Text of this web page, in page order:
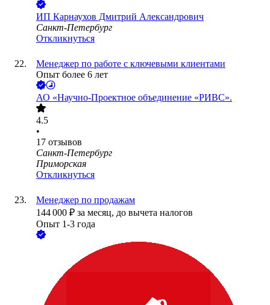
ИП Карнаухов Дмитрий Александрович
Санкт-Петербург
Откликнуться
Менеджер по работе с ключевыми клиентами
Опыт более 6 лет
АО «Научно-Проектное объединение «РИВС».
4.5
•
17 отзывов
Санкт-Петербург
Приморская
Откликнуться
Менеджер по продажам
144 000 ₽ за месяц, до вычета налогов
Опыт 1-3 года